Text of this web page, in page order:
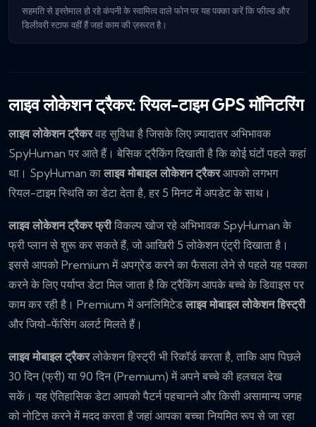
सहमति से इस्तेमाल हो रहे कंपनी के स्वामित्व वाले फोन पर यह पक्का करें कि फील्ड और
डिलीवरी स्टाफ वहीं हैं जहां काम की ज़रूरत है।
लाइव लोकेशन ट्रैकर: रियल-टाइम GPS मॉनिटरिंग
लाइव लोकेशन ट्रैकरवह सुविधा है जिसके लिए ज़्यादातर अभिभावक
SpyHuman पर आते हैं। बेसिक ट्रैकिंग दिखाती है कि कोई घंटों पहले कहां
था। SpyHuman कालाइव मोबाइल लोकेशन ट्रैकरआपको लगभग
रियल-टाइम स्थिति का डेटा देता है, हर 5 मिनट में अपडेट के साथ।
लाइव लोकेशन ट्रैकर फ्रीविकल्प खोज रहे अभिभावक SpyHuman के
फ्री प्लान से शुरू कर सकते हैं, जो आखिरी 5 लोकेशन एंट्री दिखाता है।
इससे आपको Premium में अपग्रेड करने का फैसला लेने से पहले यह पक्का
करने के लिए पर्याप्त डेटा मिल जाता है कि ट्रैकिंग आपके बच्चे के डिवाइस पर
काम कर रही है। Premium में अनलिमिटेडलाइव मोबाइल लोकेशन हिस्ट्री
और जियो-फेंसिंग अलर्ट मिलते हैं।
लाइव मोबाइल ट्रैकरलोकेशन हिस्ट्री भी रिकॉर्ड करता है, ताकि आप पिछले
30 दिन (फ्री) या 90 दिन (Premium) में अपने बच्चे की हलचल देख
सकें। यह ऐतिहासिक डेटा आपको पैटर्न पहचानने और किसी असामान्य जगह
को नोटिस करने में मदद करता है जहां आपका बच्चा नियमित रूप से जा रहा